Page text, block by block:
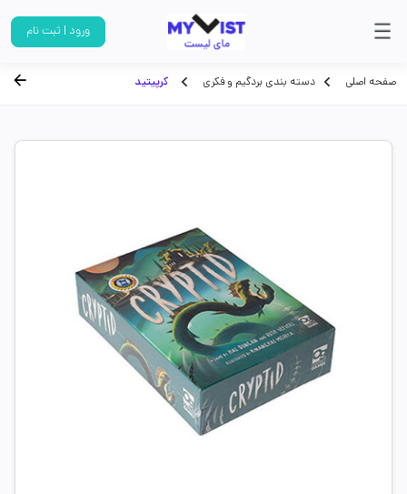
ورود | ثبت نام
صفحه اصلی دسته بندی بردگیم و فکری کرپیتید